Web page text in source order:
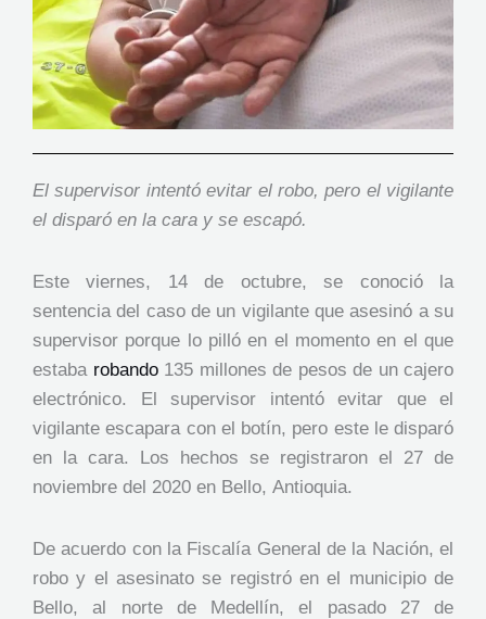
El supervisor intentó evitar el robo, pero el vigilante
el disparó en la cara y se escapó.
Este viernes, 14 de octubre, se conoció la
sentencia del caso de un vigilante que asesinó a su
supervisor porque lo pilló en el momento en el que
estaba robando 135 millones de pesos de un cajero
electrónico. El supervisor intentó evitar que el
vigilante escapara con el botín, pero este le disparó
en la cara. Los hechos se registraron el 27 de
noviembre del 2020 en Bello, Antioquia.
De acuerdo con la Fiscalía General de la Nación, el
robo y el asesinato se registró en el municipio de
Bello, al norte de Medellín, el pasado 27 de